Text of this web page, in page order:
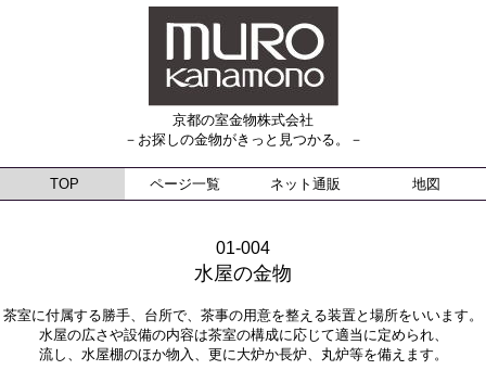
京都の室金物株式会社
－お探しの金物がきっと見つかる。－
TOP ページ一覧 ネット通販 地図
01-004
水屋の金物
茶室に付属する勝手、台所で、茶事の用意を整える装置と場所をいいます。
水屋の広さや設備の内容は茶室の構成に応じて適当に定められ、
流し、水屋棚のほか物入、更に大炉か長炉、丸炉等を備えます。